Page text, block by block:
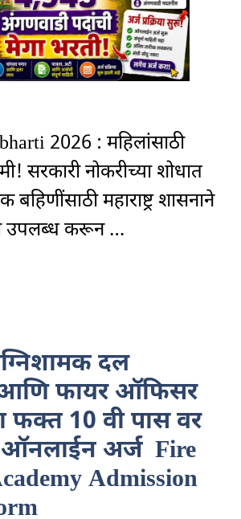
2026 : महिलांसाठी
सरकारी नोकरीच्या शोधात
महाराष्ट्र शासनाने
उपलब्ध करून …
दल
फायर ऑफिसर
फक्त 10 वी पास वर
अर्ज Fire
Admission